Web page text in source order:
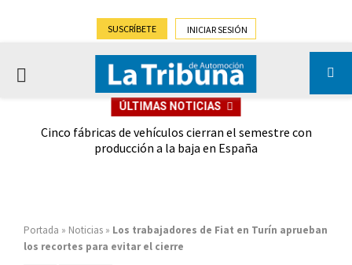
SUSCRÍBETE INICIAR SESIÓN
PRIMARY
ÚLTIMAS NOTICIAS
Cinco fábricas de vehículos cierran el semestre con
producción a la baja en España
Portada » Noticias » Los trabajadores de Fiat en Turín aprueban
los recortes para evitar el cierre